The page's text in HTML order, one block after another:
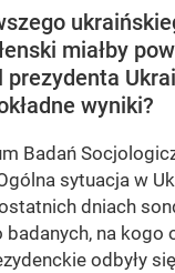
miałby
wyniki?
Badań
sytuacja w
dniach
badanych, na kogo
odbyły